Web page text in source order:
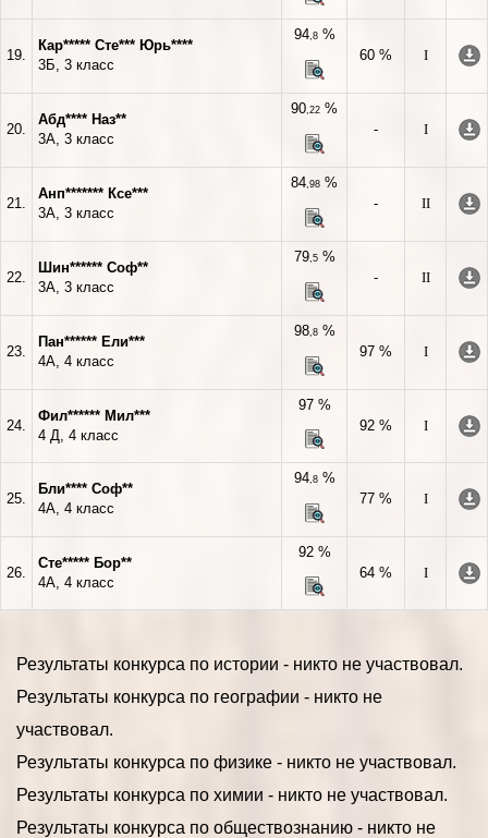
19.
Кар***** Сте*** Юрь****
3Б, 3 класс
94,8%
60 %
I
20.
Абд**** Наз**
3А, 3 класс
90,22 %
-
I
21.
Анп******* Ксе***
3А, 3 класс
84,98 %
-
II
22.
Шин****** Соф**
3А, 3 класс
79,5%
-
II
23.
Пан****** Ели***
4А, 4 класс
98,8%
97 %
I
24.
Фил****** Мил***
4 Д, 4 класс
97 %
92 %
I
25.
Бли**** Соф**
4А, 4 класс
94,8%
77 %
I
26.
Сте***** Бор**
4А, 4 класс
92 %
64 %
I
Результаты конкурса по истории - никто не участвовал.
Результаты конкурса по географии - никто не
участвовал.
Результаты конкурса по физике - никто не участвовал.
Результаты конкурса по химии - никто не участвовал.
Результаты конкурса по обществознанию - никто не